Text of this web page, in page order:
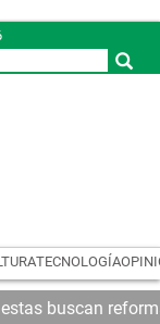
TECNOLOGÍA
buscan